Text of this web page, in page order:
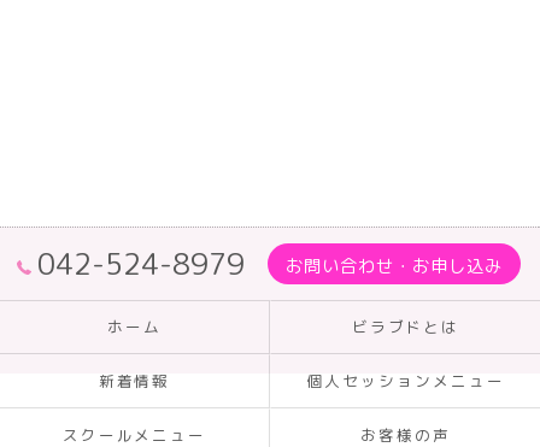
042-524-8979 お問い合わせ・お申し込み
ホーム ビラブドとは
新着情報 個人セッションメニュー
スクールメニュー お客様の声